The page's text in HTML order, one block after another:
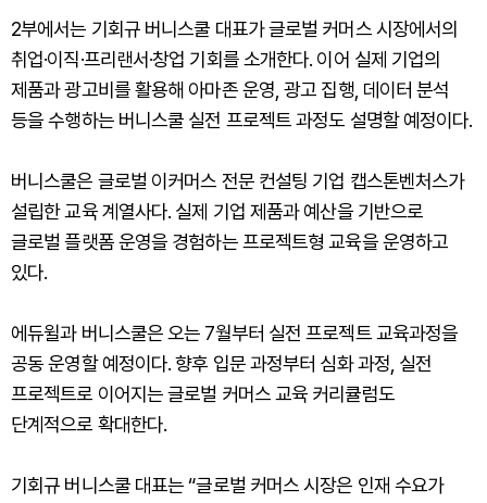
2부에서는 기회규 버니스쿨 대표가 글로벌 커머스 시장에서의
취업·이직·프리랜서·창업 기회를 소개한다. 이어 실제 기업의
제품과 광고비를 활용해 아마존 운영, 광고 집행, 데이터 분석
등을 수행하는 버니스쿨 실전 프로젝트 과정도 설명할 예정이다.
버니스쿨은 글로벌 이커머스 전문 컨설팅 기업 캡스톤벤처스가
설립한 교육 계열사다. 실제 기업 제품과 예산을 기반으로
글로벌 플랫폼 운영을 경험하는 프로젝트형 교육을 운영하고
있다.
에듀윌과 버니스쿨은 오는 7월부터 실전 프로젝트 교육과정을
공동 운영할 예정이다. 향후 입문 과정부터 심화 과정, 실전
프로젝트로 이어지는 글로벌 커머스 교육 커리큘럼도
단계적으로 확대한다.
기회규 버니스쿨 대표는 “글로벌 커머스 시장은 인재 수요가